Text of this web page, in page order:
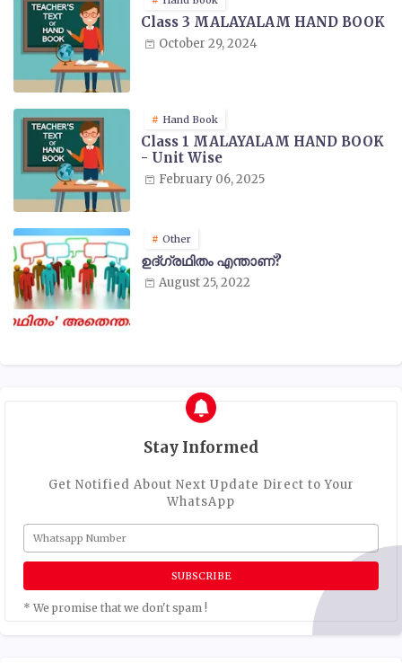
Class 3 MALAYALAM HAND BOOK
October 29, 2024
Hand Book
Class 1 MALAYALAM HAND BOOK
- Unit Wise
February 06, 2025
Other
ഉദ്ഗ്രഥിതം എന്താണ്?
August 25, 2022
Stay Informed
Get Notified About Next Update Direct to Your
WhatsApp
* We promise that we don't spam !